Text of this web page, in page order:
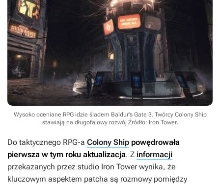
Wysoko oceniane RPG idzie śladem Baldur's Gate 3. Twórcy Colony Ship
stawiają na długofalowy rozwój Źródło: Iron Tower.
Do taktycznego RPG-a Colony Ship powędrowała
pierwsza w tym roku aktualizacja. Z informacji
przekazanych przez studio Iron Tower wynika, że
kluczowym aspektem patcha są rozmowy pomiędzy